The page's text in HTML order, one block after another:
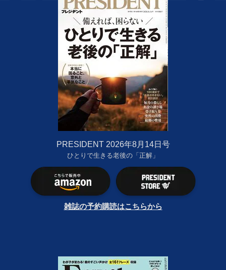
PRESIDENT 2026年8月14日号
ひとりで生きる老後の「正解」
雑誌の予約購読はこちらから